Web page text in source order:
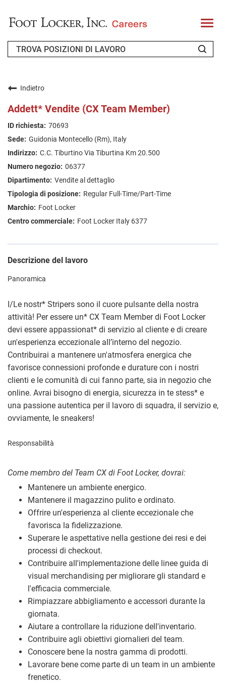
T
o
l
FAQ
CERCA LAVORO
Indietro
Addett* Vendite (CX Team Member)
70693
Guidonia Montecello (Rm), Italy
C.C. Tiburtino Via Tiburtina Km 20.500
06377
Vendite al dettaglio
Regular Full-Time/Part-Time
Foot Locker
Foot Locker Italy 6377
Descrizione del lavoro
Panoramica
I/Le nostr* Stripers sono il cuore pulsante della nostra
attività! Per essere un* CX Team Member di Foot Locker
devi essere appassionat* di servizio al cliente e di creare
un'esperienza eccezionale all’interno del negozio.
Contribuirai a mantenere un'atmosfera energica che
favorisce connessioni profonde e durature con i nostri
clienti e le comunità di cui fanno parte, sia in negozio che
online. Avrai bisogno di energia, sicurezza in te stess* e
una passione autentica per il lavoro di squadra, il servizio e,
ovviamente, le sneakers!
Responsabilità
Come membro del Team CX di Foot Locker, dovrai:
Mantenere un ambiente energico.
Mantenere il magazzino pulito e ordinato.
Offrire un'esperienza al cliente eccezionale che
favorisca la fidelizzazione.
Superare le aspettative nella gestione dei resi e dei
processi di checkout.
Contribuire all'implementazione delle linee guida di
visual merchandising per migliorare gli standard e
l'efficacia commerciale.
Rimpiazzare abbigliamento e accessori durante la
giornata.
Aiutare a controllare la riduzione dell'inventario.
Contribuire agli obiettivi giornalieri del team.
Conoscere bene la nostra gamma di prodotti.
Lavorare bene come parte di un team in un ambiente
frenetico.